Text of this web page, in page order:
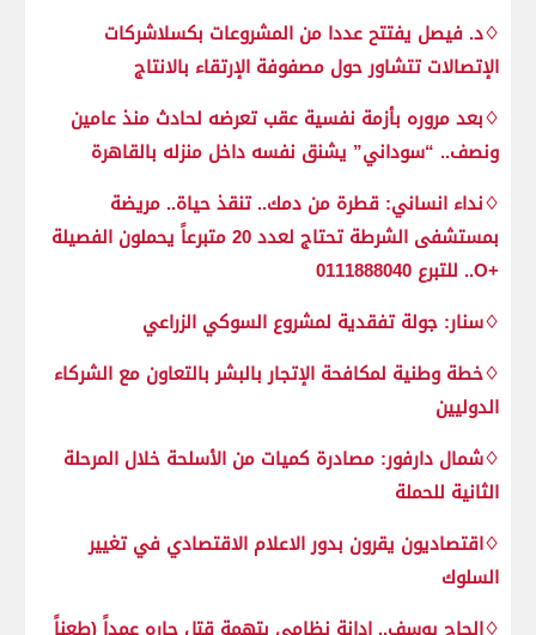
♢د. فيصل يفتتح عددا من المشروعات بكسلاشركات
الإتصالات تتشاور حول مصفوفة الإرتقاء بالانتاج
♢بعد مروره بأزمة نفسية عقب تعرضه لحادث منذ عامين
ونصف.. “سوداني” يشنق نفسه داخل منزله بالقاهرة
♢نداء انساني: قطرة من دمك.. تنقذ حياة.. مريضة
بمستشفى الشرطة تحتاج لعدد 20 متبرعاً يحملون الفصيلة
+O.. للتبرع 0111888040
♢سنار: جولة تفقدية لمشروع السوكي الزراعي
♢خطة وطنية لمكافحة الإتجار بالبشر بالتعاون مع الشركاء
الدوليين
♢شمال دارفور: مصادرة كميات من الأسلحة خلال المرحلة
الثانية للحملة
♢اقتصاديون يقرون بدور الاعلام الاقتصادي في تغيير
السلوك